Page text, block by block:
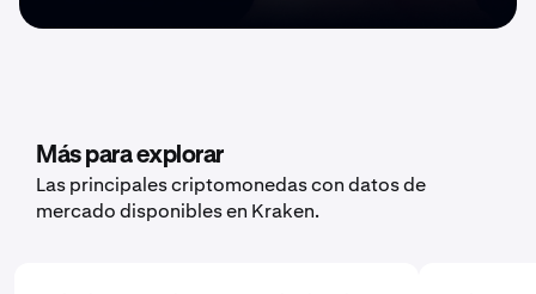
Más para explorar
Las principales criptomonedas con datos de
mercado disponibles en Kraken.